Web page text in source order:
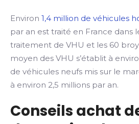
Environ 1,4 million de véhicules
par an est traité en France dans
traitement de VHU et les 60
moyen des VHU s’établit à
de véhicules neufs mis sur le
à environ 2,5 millions par an.
Conseils achat